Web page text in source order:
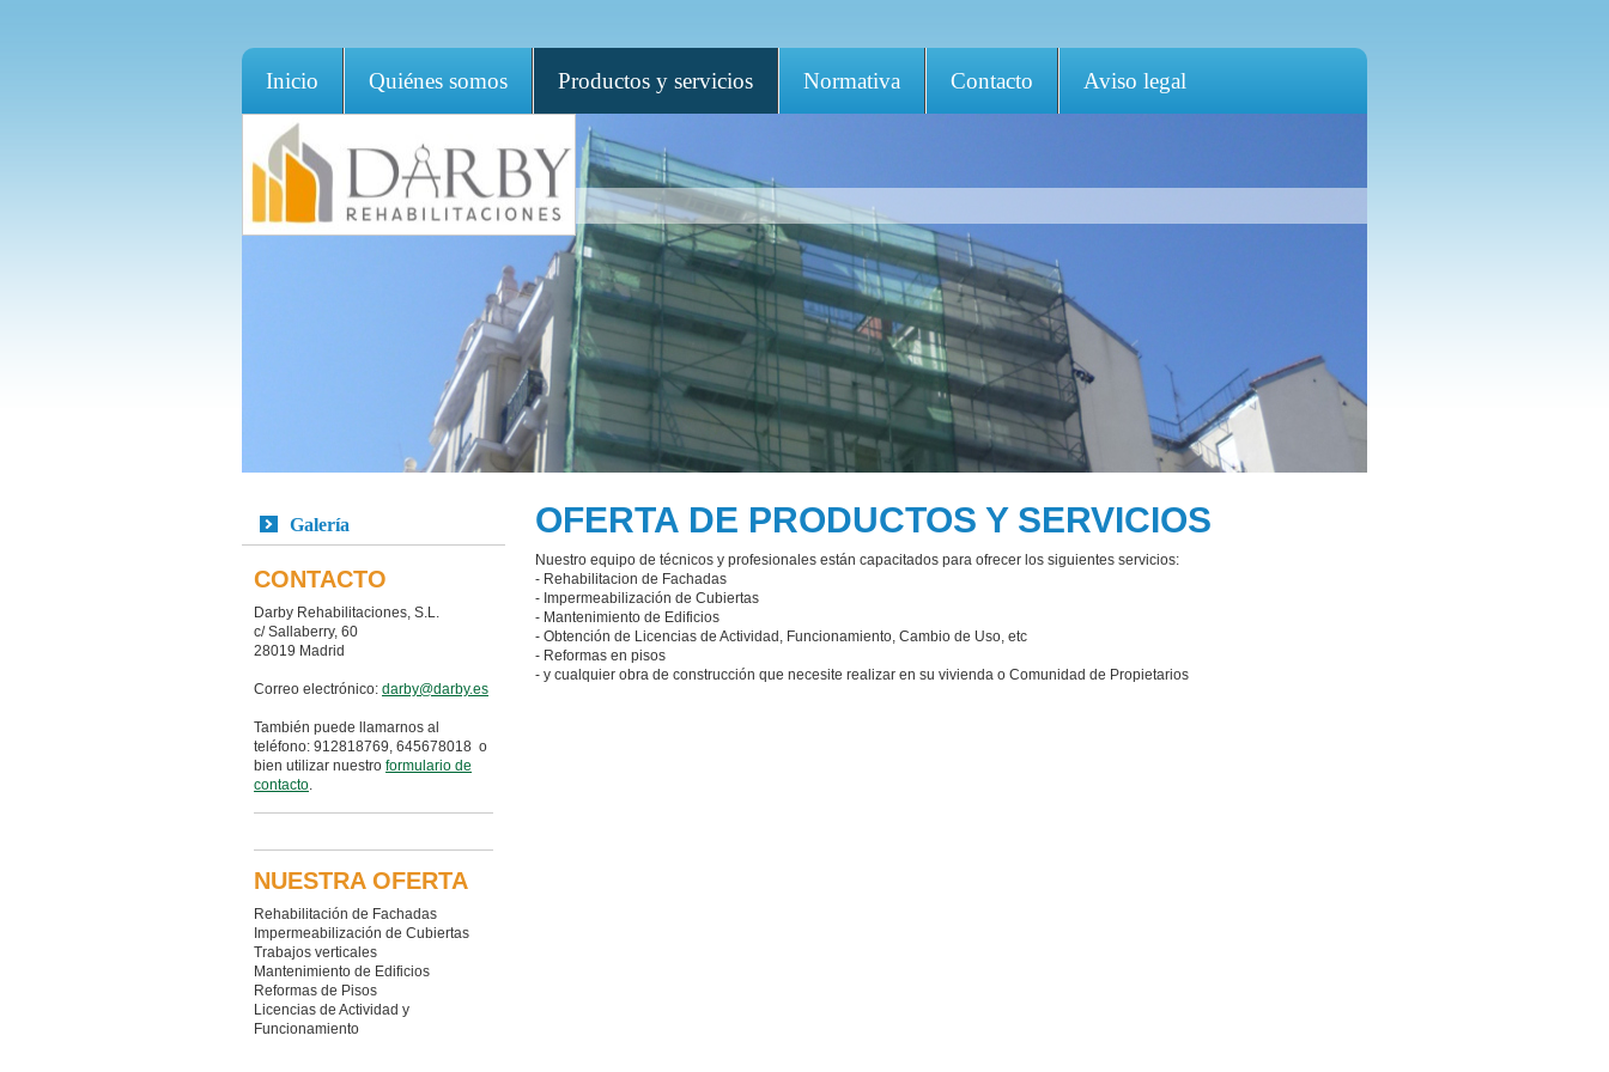
Inicio Quiénes somos Productos y servicios Normativa Contacto Aviso legal
Galería
CONTACTO
Darby Rehabilitaciones, S.L.
c/ Sallaberry, 60
28019 Madrid
Correo electrónico: darby@darby.es
También puede llamarnos al
teléfono: 912818769, 645678018 o
bien utilizar nuestro formulario de
contacto.
NUESTRA OFERTA
Rehabilitación de Fachadas
Impermeabilización de Cubiertas
Trabajos verticales
Mantenimiento de Edificios
Reformas de Pisos
Licencias de Actividad y
Funcionamiento
OFERTA DE PRODUCTOS Y SERVICIOS
Nuestro equipo de técnicos y profesionales están capacitados para ofrecer los siguientes servicios:
- Rehabilitacion de Fachadas
- Impermeabilización de Cubiertas
- Mantenimiento de Edificios
- Obtención de Licencias de Actividad, Funcionamiento, Cambio de Uso, etc
- Reformas en pisos
- y cualquier obra de construcción que necesite realizar en su vivienda o Comunidad de Propietarios